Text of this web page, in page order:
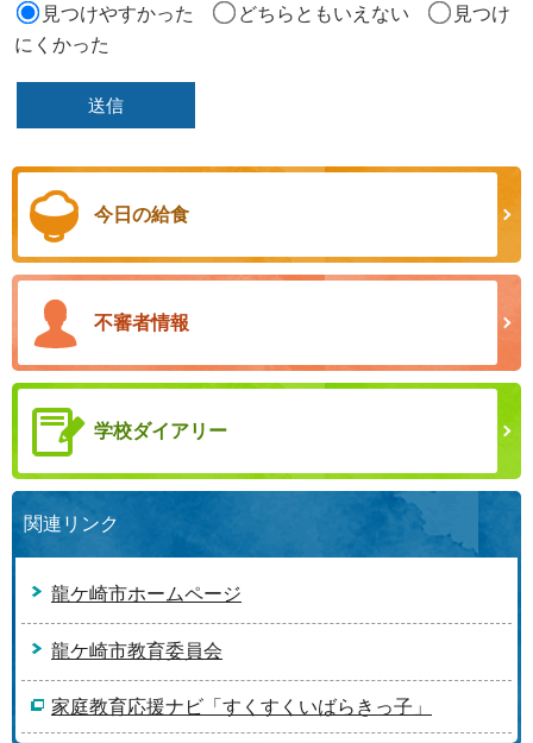
見つけやすかった
どちらともいえない
見つけ
にくかった
今日の給食
不審者情報
学校ダイアリー
関連リンク
龍ケ崎市ホームページ
龍ケ崎市教育委員会
家庭教育応援ナビ「すくすくいばらきっ子」